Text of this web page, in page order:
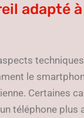
adapté
le
Certaines
téléphone plus